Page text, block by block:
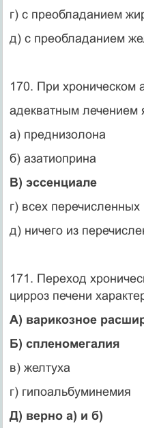
г) с преобладанием
д) с преобладанием
170. При хроническом
адекватным лечением
а) преднизолона
б) азатиоприна
В) эссенциале
г) всех перечисленных
д) ничего из
171. Переход
цирроз печени
А) варикозное
Б) спленомегалия
в) желтуха
г) гипоальбуминемия
Д) верно а) и б)